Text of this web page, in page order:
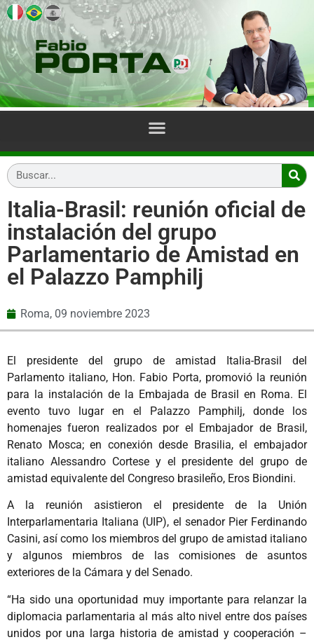
Italia-Brasil: reunión oficial de
instalación del grupo
Parlamentario de Amistad en
el Palazzo Pamphilj
Roma, 09 noviembre 2023
El presidente del grupo de amistad Italia-Brasil del
Parlamento italiano, Hon. Fabio Porta, promovió la reunión
para la instalación de la Embajada de Brasil en Roma. El
evento tuvo lugar en el Palazzo Pamphilj, donde los
homenajes fueron realizados por el Embajador de Brasil,
Renato Mosca; en conexión desde Brasilia, el embajador
italiano Alessandro Cortese y el presidente del grupo de
amistad equivalente del Congreso brasileño, Eros Biondini.
A la reunión asistieron el presidente de la Unión
Interparlamentaria Italiana (UIP), el senador Pier Ferdinando
Casini, así como los miembros del grupo de amistad italiano
y algunos miembros de las comisiones de asuntos
exteriores de la Cámara y del Senado.
“Ha sido una oportunidad muy importante para relanzar la
diplomacia parlamentaria al más alto nivel entre dos países
unidos por una larga historia de amistad y cooperación –